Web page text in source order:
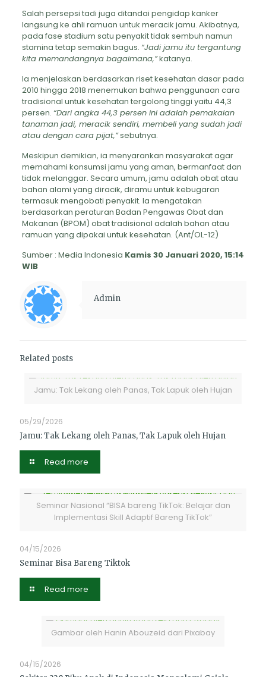
Salah persepsi tadi juga ditandai pengidap kanker
langsung ke ahli ramuan untuk meracik jamu. Akibatnya,
pada fase stadium satu penyakit tidak sembuh namun
stamina tetap semakin bagus. “Jadi jamu itu tergantung
kita memandangnya bagaimana,”katanya.
Ia menjelaskan berdasarkan riset kesehatan dasar pada
2010 hingga 2018 menemukan bahwa penggunaan cara
tradisional untuk kesehatan tergolong tinggi yaitu 44,3
persen. “Dari angka 44,3 persen ini adalah pemakaian
tanaman jadi, meracik sendiri, membeli yang sudah jadi
atau dengan cara pijat,”sebutnya.
Meskipun demikian, ia menyarankan masyarakat agar
memahami konsumsi jamu yang aman, bermanfaat dan
tidak melanggar. Secara umum, jamu adalah obat atau
bahan alami yang diracik, diramu untuk kebugaran
termasuk mengobati penyakit. Ia mengatakan
berdasarkan peraturan Badan Pengawas Obat dan
Makanan (BPOM) obat tradisional adalah bahan atau
ramuan yang dipakai untuk kesehatan. (Ant/OL-12)
Sumber : Media Indonesia Kamis 30 Januari 2020, 15:14
WIB
Admin
Related posts
Jamu: Tak Lekang oleh Panas, Tak Lapuk oleh Hujan
05/29/2026
Jamu: Tak Lekang oleh Panas, Tak Lapuk oleh Hujan
Read more
Seminar Nasional “BISA bareng TikTok: Belajar dan
Implementasi Skill Adaptif Bareng TikTok”
04/15/2026
Seminar Bisa Bareng Tiktok
Read more
Gambar oleh Hanin Abouzeid dari Pixabay
04/15/2026